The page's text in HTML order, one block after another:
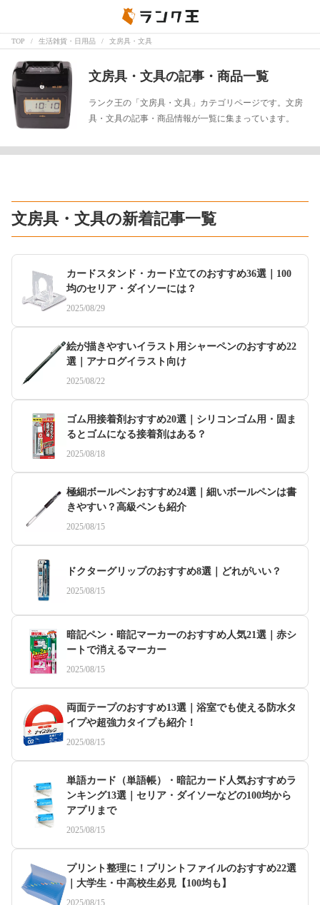
TOP 生活雑貨・日用品 文房具・文具
文房具・文具の記事・商品一覧
ランク王の「文房具・文具」カテゴリページです。文房
具・文具の記事・商品情報が一覧に集まっています。
文房具・文具の新着記事一覧
カードスタンド・カード立てのおすすめ36選｜100
均のセリア・ダイソーには？
2025/08/29
絵が描きやすいイラスト用シャーペンのおすすめ22
選｜アナログイラスト向け
2025/08/22
ゴム用接着剤おすすめ20選｜シリコンゴム用・固ま
るとゴムになる接着剤はある？
2025/08/18
極細ボールペンおすすめ24選｜細いボールペンは書
きやすい？高級ペンも紹介
2025/08/15
ドクターグリップのおすすめ8選｜どれがいい？
2025/08/15
暗記ペン・暗記マーカーのおすすめ人気21選｜赤シ
ートで消えるマーカー
2025/08/15
両面テープのおすすめ13選｜浴室でも使える防水タ
イプや超強力タイプも紹介！
2025/08/15
単語カード（単語帳）・暗記カード人気おすすめラ
ンキング13選｜セリア・ダイソーなどの100均から
アプリまで
2025/08/15
プリント整理に！プリントファイルのおすすめ22選
｜大学生・中高校生必見【100均も】